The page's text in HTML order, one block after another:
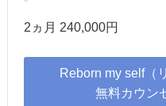
2ヵ月 240,000円
Reborn my self（
無料カウン